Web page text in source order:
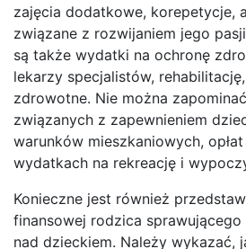
zajęcia dodatkowe, korepetycje,
związane z rozwijaniem jego
są także wydatki na ochronę
lekarzy specjalistów,
zdrowotne. Nie można
związanych z zapewnieniem
warunków mieszkaniowych,
wydatkach na rekreację i
Konieczne jest również
finansowej rodzica
nad dzieckiem. Należy wykazać,